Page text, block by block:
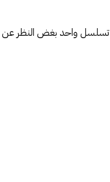
في تسلسل واحد بغض النظر